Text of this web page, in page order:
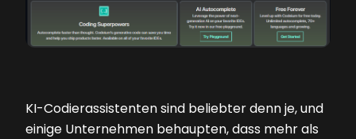
KI-Codierassistenten sind beliebter denn je, und
einige Unternehmen behaupten, dass mehr als